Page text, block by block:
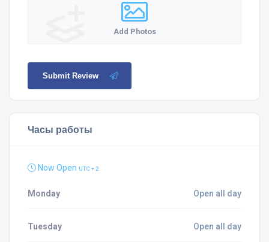
Add Photos
Submit Review
Часы работы
Now Open UTC + 2
Monday Open all day
Tuesday Open all day